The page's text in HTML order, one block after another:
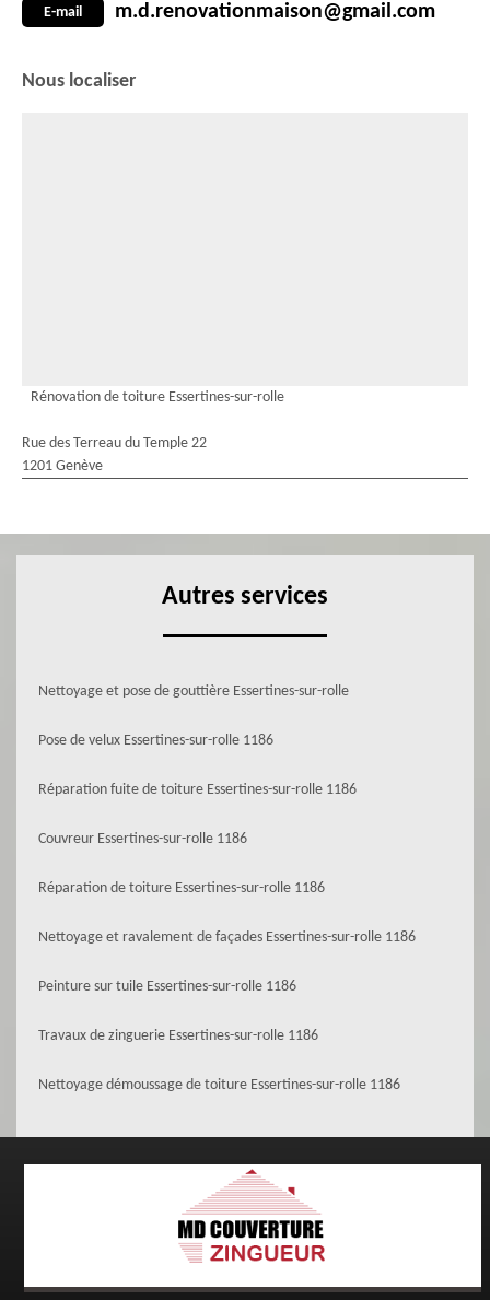
E-mail m.d.renovationmaison@gmail.com
Nous localiser
Rénovation de toiture Essertines-sur-rolle
Rue des Terreau du Temple 22
1201 Genève
Autres services
Nettoyage et pose de gouttière Essertines-sur-rolle
Pose de velux Essertines-sur-rolle 1186
Réparation fuite de toiture Essertines-sur-rolle 1186
Couvreur Essertines-sur-rolle 1186
Réparation de toiture Essertines-sur-rolle 1186
Nettoyage et ravalement de façades Essertines-sur-rolle 1186
Peinture sur tuile Essertines-sur-rolle 1186
Travaux de zinguerie Essertines-sur-rolle 1186
Nettoyage démoussage de toiture Essertines-sur-rolle 1186